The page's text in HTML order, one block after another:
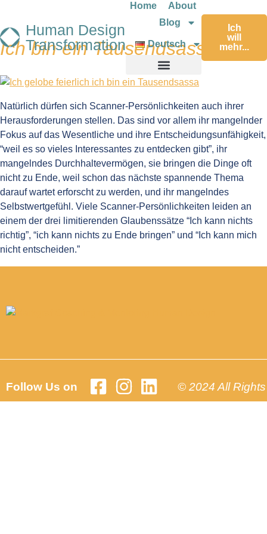
Human Design
Transformation
Home
About
Blog
Deutsch
Ich
will
mehr...
Ich bin ein Tausendsassa!
Natürlich dürfen sich Scanner-Persönlichkeiten auch ihrer
Herausforderungen stellen. Das sind vor allem ihr mangelnder
Fokus auf das Wesentliche und ihre Entscheidungsunfähigkeit,
“weil es so vieles Interessantes zu entdecken gibt”, ihr
mangelndes Durchhaltevermögen, sie bringen die Dinge oft
nicht zu Ende, weil schon das nächste spannende Thema
darauf wartet erforscht zu werden, und ihr mangelndes
Selbstwertgefühl. Viele Scanner-Persönlichkeiten leiden an
einem der drei limitierenden Glaubenssätze “Ich kann nichts
richtig”, “ich kann nichts zu Ende bringen” und “Ich kann mich
nicht entscheiden.”
Follow Us on © 2024 All